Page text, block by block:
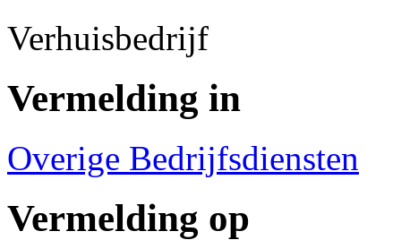
Verhuisbedrijf
Vermelding in
Overige Bedrijfsdiensten
Vermelding op